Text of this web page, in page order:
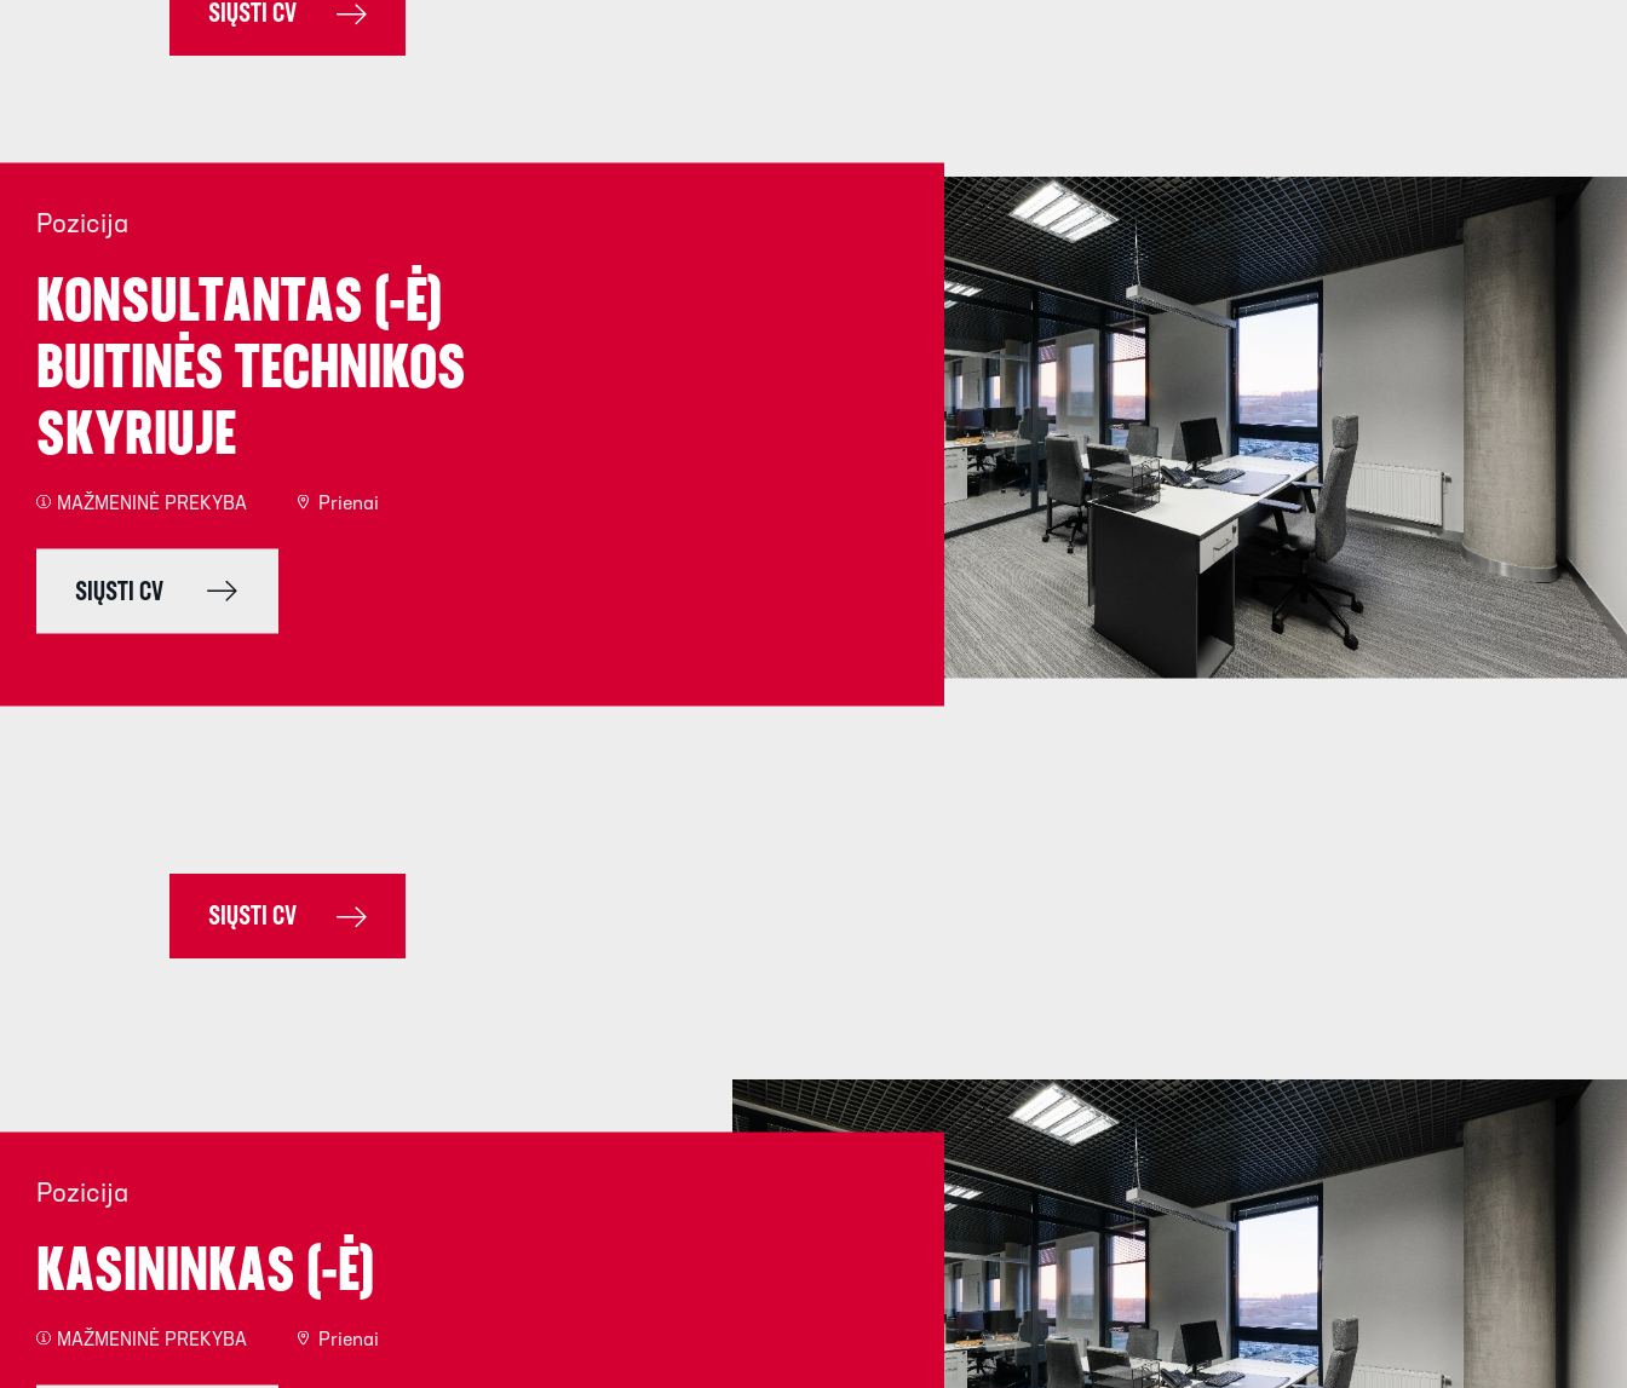
SIŲSTI CV
Pozicija
KONSULTANTAS (-Ė)
BUITINĖS TECHNIKOS
SKYRIUJE
MAŽMENINĖ PREKYBA Prienai
SIŲSTI CV
SIŲSTI CV
Pozicija
KASININKAS (-Ė)
MAŽMENINĖ PREKYBA Prienai